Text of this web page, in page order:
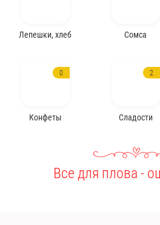
Лепешки, хлеб Сомса
0
Конфеты
2
Сладости
Все для плова -